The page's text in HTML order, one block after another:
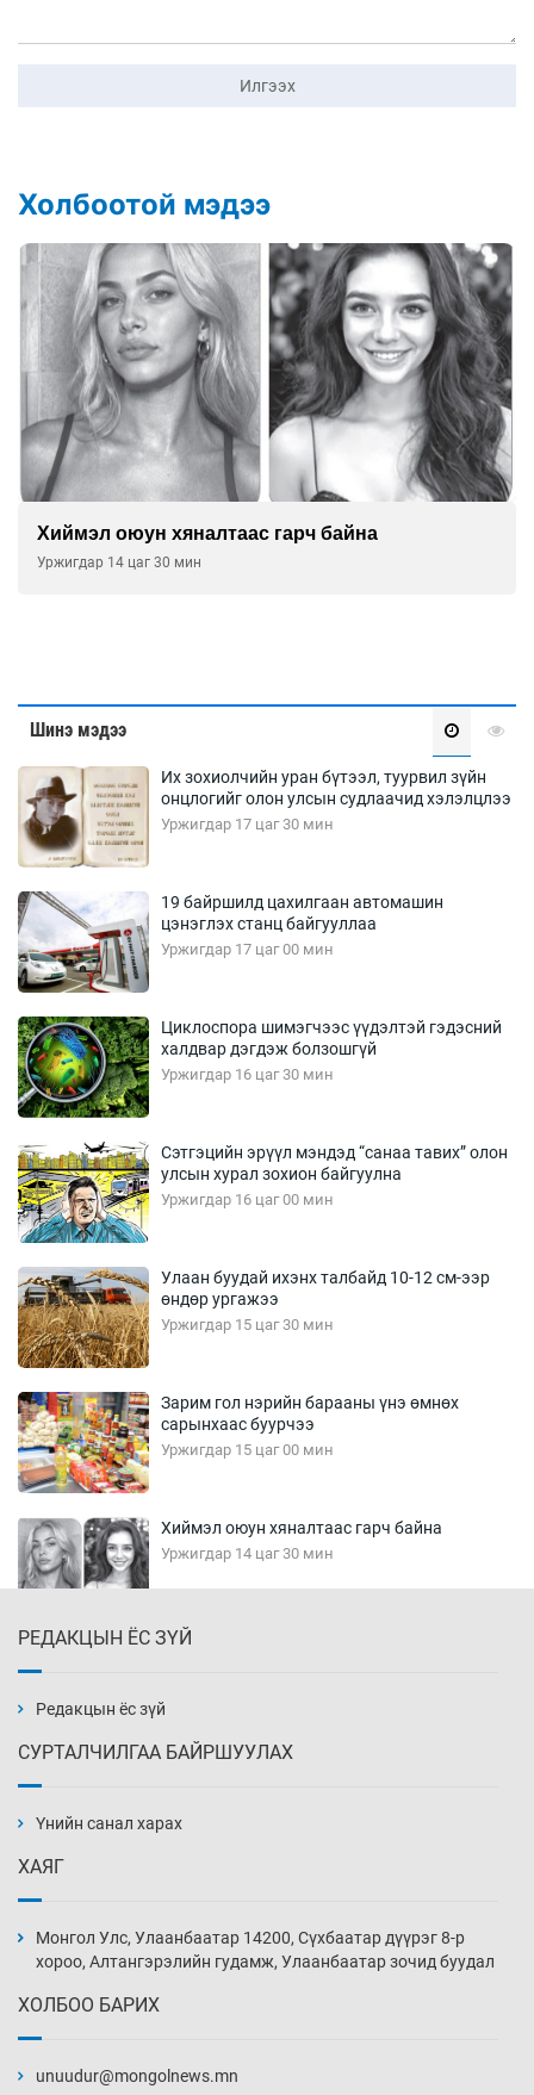
Илгээх
Холбоотой мэдээ
Хиймэл оюун хяналтаас гарч байна
Уржигдар 14 цаг 30 мин
Шинэ мэдээ
Их зохиолчийн уран бүтээл, туурвил зүйн
онцлогийг олон улсын судлаачид хэлэлцлээ
Уржигдар 17 цаг 30 мин
19 байршилд цахилгаан автомашин
цэнэглэх станц байгууллаа
Уржигдар 17 цаг 00 мин
Циклоспора шимэгчээс үүдэлтэй гэдэсний
халдвар дэгдэж болзошгүй
Уржигдар 16 цаг 30 мин
Сэтгэцийн эрүүл мэндэд “санаа тавих” олон
улсын хурал зохион байгуулна
Уржигдар 16 цаг 00 мин
Улаан буудай ихэнх талбайд 10-12 см-ээр
өндөр ургажээ
Уржигдар 15 цаг 30 мин
Зарим гол нэрийн барааны үнэ өмнөх
сарынхаас буурчээ
Уржигдар 15 цаг 00 мин
Хиймэл оюун хяналтаас гарч байна
Уржигдар 14 цаг 30 мин
Уржигдар 14 цаг 00 мин
нэмэгджээ
Уржигдар 13 цаг 30 мин
Уржигдар 13 цаг 00 мин
РЕДАКЦЫН ЁС ЗҮЙ
Редакцын ёс зүй
СУРТАЛЧИЛГАА БАЙРШУУЛАХ
Үнийн санал харах
ХАЯГ
Монгол Улс, Улаанбаатар 14200, Сүхбаатар дүүрэг 8-р
хороо, Алтангэрэлийн гудамж, Улаанбаатар зочид буудал
ХОЛБОО БАРИХ
unuudur@mongolnews.mn